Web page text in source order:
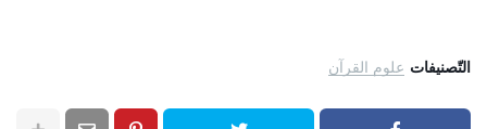
التّصنيفات علوم القرآن